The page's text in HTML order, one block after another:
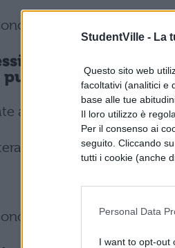
StudentVille - La
Questo sito web
facoltativi (analitici e
base alle tue
Il loro utilizzo è
Per il consenso ai
seguito. Cliccando
tutti i cookie (anche
Personal Data
I want to opt-out
Servizi
pubblicitaria
ai commissari esterni
italiana